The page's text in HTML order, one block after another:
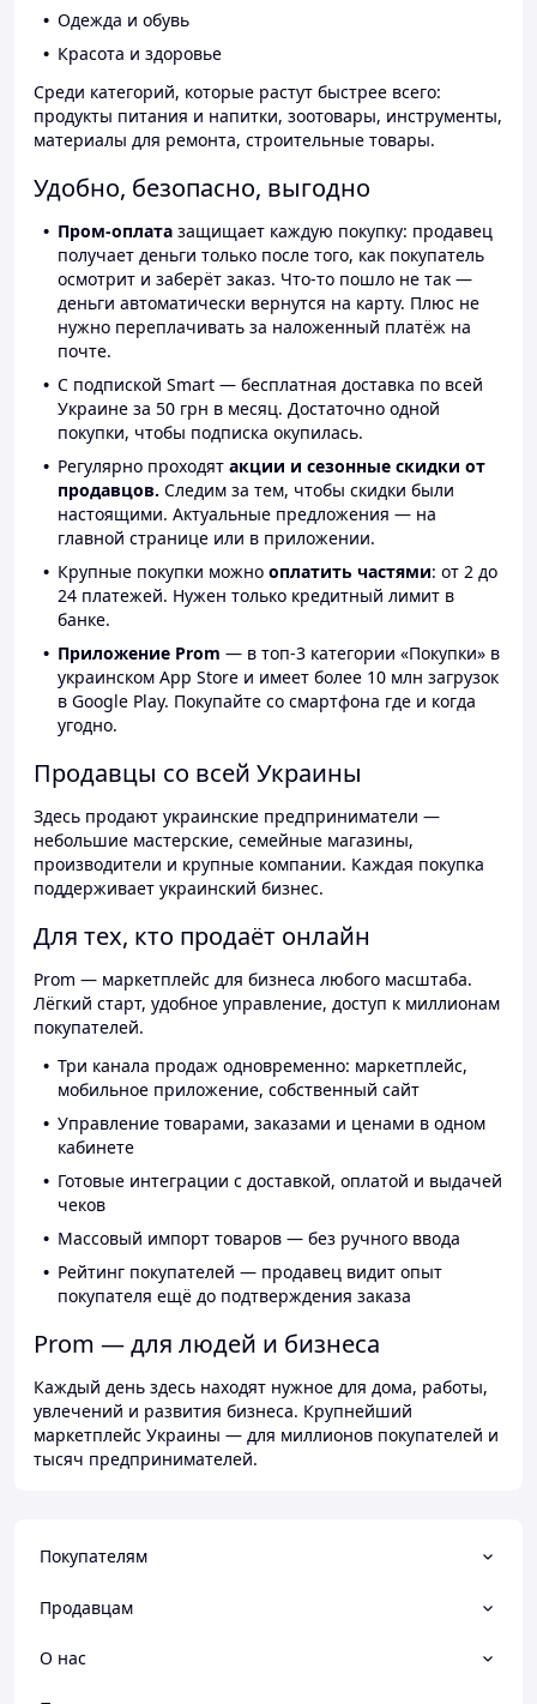
Одежда и обувь
Красота и здоровье
Среди категорий, которые растут быстрее всего:
продукты питания и напитки, зоотовары, инструменты,
материалы для ремонта, строительные товары.
Удобно, безопасно, выгодно
Пром-оплата защищает каждую покупку: продавец
получает деньги только после того, как покупатель
осмотрит и заберёт заказ. Что-то пошло не так —
деньги автоматически вернутся на карту. Плюс не
нужно переплачивать за наложенный платёж на
почте.
С подпиской Smart — бесплатная доставка по всей
Украине за 50 грн в месяц. Достаточно одной
покупки, чтобы подписка окупилась.
Регулярно проходят акции и сезонные скидки от
продавцов. Следим за тем, чтобы скидки были
настоящими. Актуальные предложения — на
главной странице или в приложении.
Крупные покупки можно оплатить частями: от 2 до
24 платежей. Нужен только кредитный лимит в
банке.
Приложение Prom — в топ-3 категории «Покупки» в
украинском App Store и имеет более 10 млн загрузок
в Google Play. Покупайте со смартфона где и когда
угодно.
Продавцы со всей Украины
Здесь продают украинские предприниматели —
небольшие мастерские, семейные магазины,
производители и крупные компании. Каждая покупка
поддерживает украинский бизнес.
Для тех, кто продаёт онлайн
Prom — маркетплейс для бизнеса любого масштаба.
Лёгкий старт, удобное управление, доступ к миллионам
покупателей.
Три канала продаж одновременно: маркетплейс,
мобильное приложение, собственный сайт
Управление товарами, заказами и ценами в одном
кабинете
Готовые интеграции с доставкой, оплатой и выдачей
чеков
Массовый импорт товаров — без ручного ввода
Рейтинг покупателей — продавец видит опыт
покупателя ещё до подтверждения заказа
Prom — для людей и бизнеса
Каждый день здесь находят нужное для дома, работы,
увлечений и развития бизнеса. Крупнейший
маркетплейс Украины — для миллионов покупателей и
тысяч предпринимателей.
Покупателям
Продавцам
О нас